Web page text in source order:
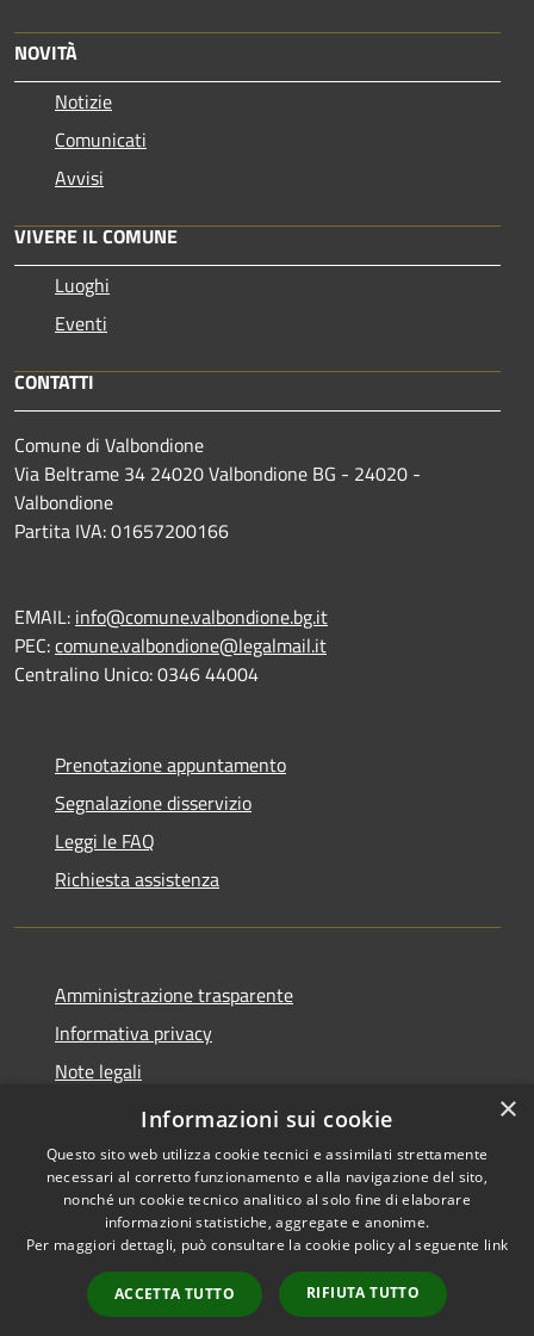
NOVITÀ
Notizie
Comunicati
Avvisi
VIVERE IL COMUNE
Luoghi
Eventi
CONTATTI
Comune di Valbondione
Via Beltrame 34 24020 Valbondione BG - 24020 -
Valbondione
Partita IVA: 01657200166
EMAIL: info@comune.valbondione.bg.it
PEC:comune.valbondione@legalmail.it
Centralino Unico: 0346 44004
Prenotazione appuntamento
Segnalazione disservizio
Leggi le FAQ
Richiesta assistenza
Amministrazione trasparente
Informativa privacy
Note legali
Dichiarazione di accessibilità
Accessibilità
Copyright © 2026 • Comune di
Valbondione • Powered by
Municipium•
Accesso
redazione
×
Informazioni sui cookie
Questo sito web utilizza cookie tecnici e assimilati strettamente
necessari al corretto funzionamento e alla navigazione del sito,
nonché un cookie tecnico analitico al solo fine di elaborare
informazioni statistiche, aggregate e anonime.
Per maggiori dettagli, può consultare la cookie policy al seguente link
ACCETTA TUTTO RIFIUTA TUTTO